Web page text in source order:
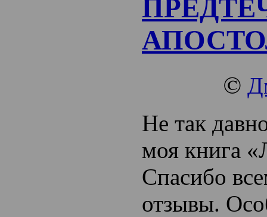
©
Не так
моя книга
Спасибо
отзывы.